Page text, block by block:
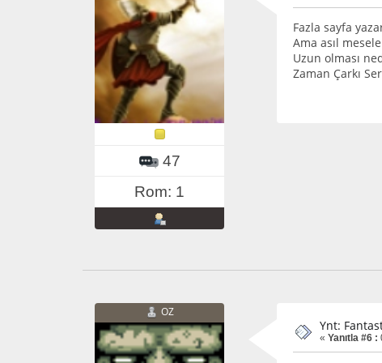
47
Rom: 1
Fazla sayfa
Ama asıl
Uzun olması
Zaman Çarkı
OZ
Ynt:
« Yanıtla #6 :